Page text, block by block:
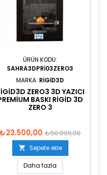
ÜRÜN KODU:
SAHRA3DPRI03ZERO3
MARKA: RIGID3D
ZERO3 3D YAZICI
BASKI RIGID 3D
ZERO 3
₺23.500,00 ₺50.000,00
 Sepete ekle
Daha fazla